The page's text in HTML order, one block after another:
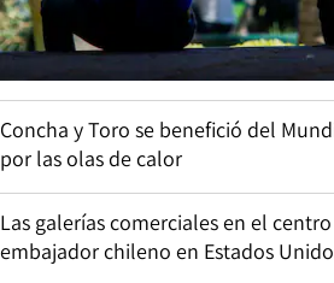
Concha y Toro se benefició del
por las olas de calor
Las galerías comerciales en el
embajador chileno en Estados